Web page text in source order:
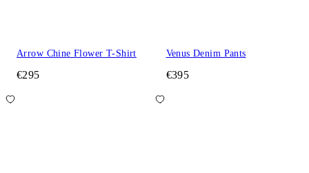
Arrow Chine Flower T-Shirt
€295
Venus Denim Pants
€395